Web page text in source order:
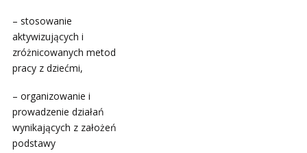
– stosowanie
aktywizujących i
zróżnicowanych metod
pracy z dziećmi,
– organizowanie i
prowadzenie działań
wynikających z założeń
podstawy